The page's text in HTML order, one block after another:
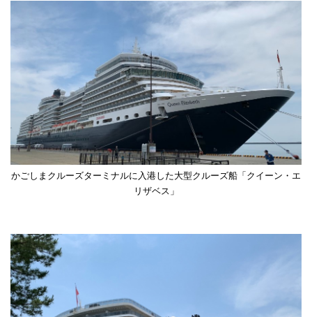
かごしまクルーズターミナルに入港した大型クルーズ船「クイーン・エ
リザベス」